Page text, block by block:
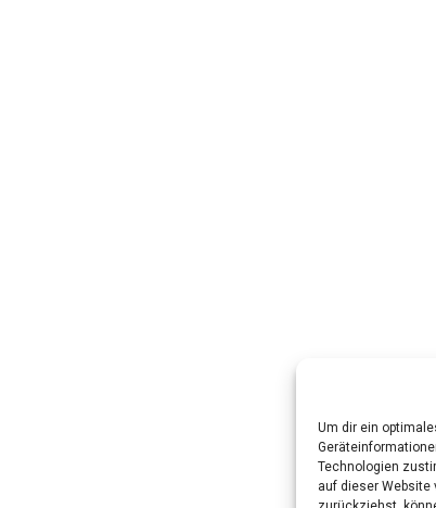
Um dir ein
Technologien
auf dieser